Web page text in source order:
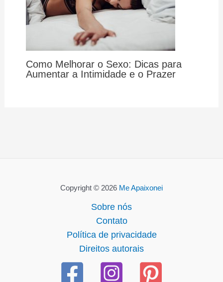
Como Melhorar o Sexo: Dicas para
Aumentar a Intimidade e o Prazer
Copyright © 2026 Me Apaixonei
Sobre nós
Contato
Política de privacidade
Direitos autorais